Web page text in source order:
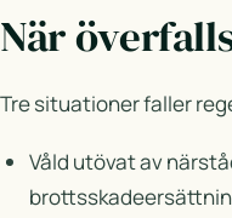
När
Tre situationer faller
Våld utövat av